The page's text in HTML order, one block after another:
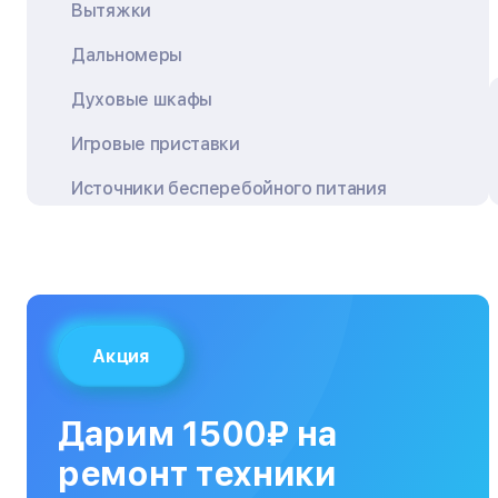
Вытяжки
Дальномеры
Духовые шкафы
Игровые приставки
Источники бесперебойного питания
Кофемашины
Кухонные плиты
МФУ
Акция
Дарим 1500₽ на
ремонт техники